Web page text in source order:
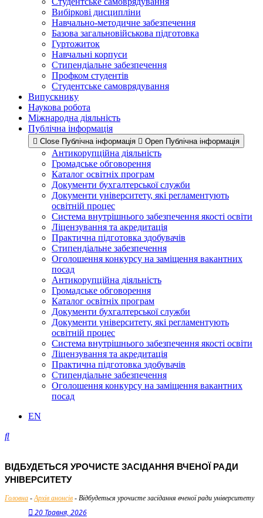
Вибіркові дисципліни
Навчально-методичне забезпечення
Базова загальновійськова підготовка
Гуртожиток
Навчальні корпуси
Стипендіальне забезпечення
Профком студентів
Студентське самоврядування
Випускнику
Наукова робота
Міжнародна діяльність
Публічна інформація
Close Публічна інформація Open Публічна інформація
Антикорупційна діяльність
Громадське обговорення
Каталог освітніх програм
Документи бухгалтерської служби
Документи університету, які регламентують
освітній процес
Система внутрішнього забезпечення якості освіти
Ліцензування та акредитація
Практична підготовка здобувачів
Стипендіальне забезпечення
Оголошення конкурсу на заміщення вакантних
посад
Антикорупційна діяльність
Громадське обговорення
Каталог освітніх програм
Документи бухгалтерської служби
Документи університету, які регламентують
освітній процес
Система внутрішнього забезпечення якості освіти
Ліцензування та акредитація
Практична підготовка здобувачів
Стипендіальне забезпечення
Оголошення конкурсу на заміщення вакантних
посад
EN
ВІДБУДЕТЬСЯ УРОЧИСТЕ ЗАСІДАННЯ ВЧЕНОЇ РАДИ
УНІВЕРСИТЕТУ
Головна -Архів анонсів - Відбудеться урочисте засідання вченої ради університету
20 Травня, 2026